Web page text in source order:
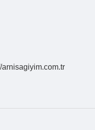
arnisagiyim.com.tr